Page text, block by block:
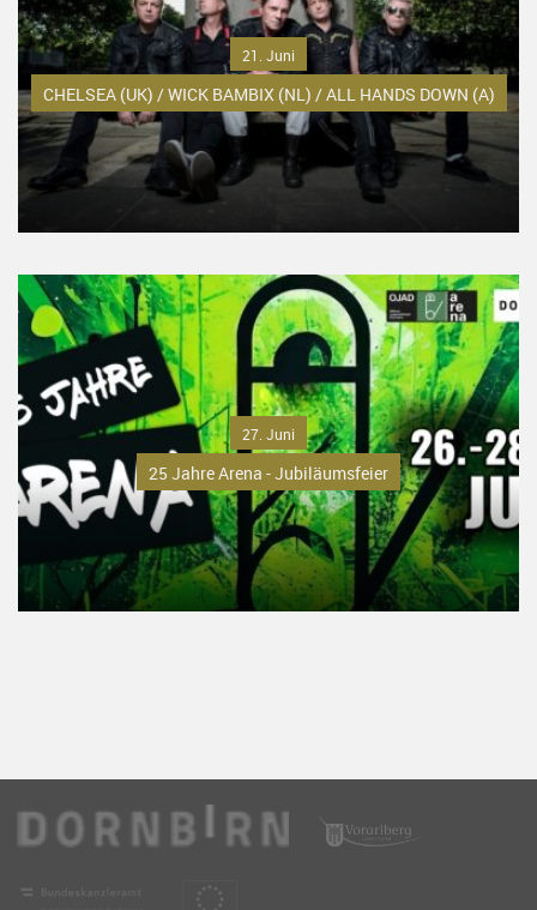
21. Juni
CHELSEA (UK) / WICK BAMBIX (NL) / ALL HANDS DOWN (A)
27. Juni
25 Jahre Arena - Jubiläumsfeier